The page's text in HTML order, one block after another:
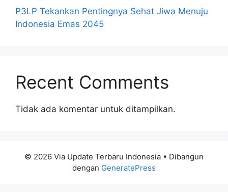
P3LP Tekankan Pentingnya Sehat Jiwa Menuju
Indonesia Emas 2045
Recent Comments
Tidak ada komentar untuk ditampilkan.
© 2026 Via Update Terbaru Indonesia • Dibangun
dengan GeneratePress